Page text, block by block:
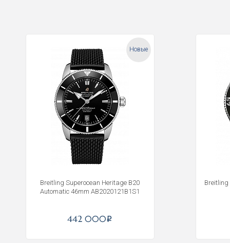
Новые
Breitling Superocean Heritage B20
Automatic 46mm AB2020121B1S1
442 000i
Breitling